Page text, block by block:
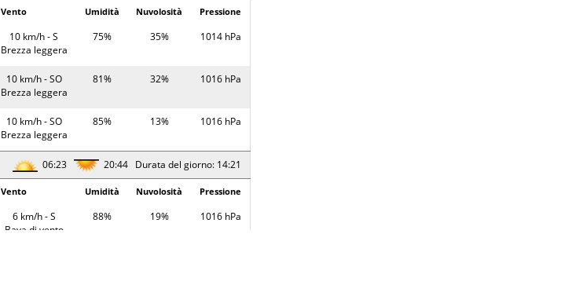
Bava di vento
Bava di vento
Vento
4 km/h - SE
Bava di vento
1017 hPa
Brezza leggera
Vento Umidità Nuvolosità Pressione
10 km/h - S
Brezza leggera
75% 35% 1014 hPa
10 km/h - SO
Brezza leggera
81% 32% 1016 hPa
10 km/h - SO
Brezza leggera
85% 13% 1016 hPa
06:23 20:44 Durata del giorno: 14:21
Vento Umidità Nuvolosità Pressione
6 km/h - S
Bava di vento
88% 19% 1016 hPa